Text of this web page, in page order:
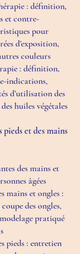
: définition,
et contre-
pour
d’exposition,
couleurs
: définition,
indications,
d’utilisation des
huiles végétales
pieds et des mains
des mains et
âgées
mains et ongles :
des ongles,
pratiqué
pieds : entretien